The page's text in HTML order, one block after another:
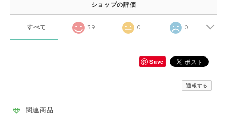
ショップの評価
すべて 39 0 0
Save
通報する
関連商品